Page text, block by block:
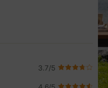
Service Rating from our guests